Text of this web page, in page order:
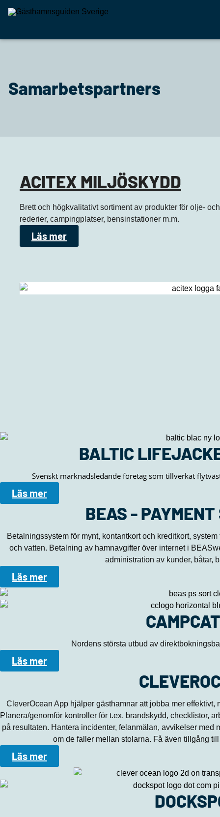
Samarbetspartners
ACITEX MILJÖSKYDD
Brett och högkvalitativt sortiment av produkter för olje-
rederier, campingplatser, bensinstationer m.m.
Läs mer
BALTIC
Svenskt marknadsledande företag som tillverkat
Läs mer
BEAS -
Betalningssystem för mynt, kontantkort och kreditkort,
och vatten. Betalning av hamnavgifter över internet i
administration av kunder, båtar,
Läs mer
Nordens största utbud av
Läs mer
CleverOcean App hjälper gästhamnar att jobba mer
Planera/genomför kontroller för t.ex. brandskydd, checklistor,
på resultaten. Hantera incidenter, felanmälan, avvikelser med
om de faller mellan stolarna. Få även tillgång
Läs mer